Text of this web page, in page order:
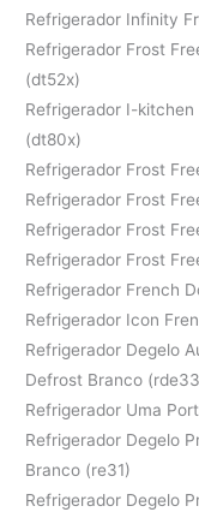
Refrigerador Infinity
Refrigerador Frost
(dt52x)
Refrigerador I-
(dt80x)
Refrigerador Frost
Refrigerador Frost
Refrigerador Frost
Refrigerador Frost
Refrigerador French
Refrigerador Icon
Refrigerador Degelo
Defrost Branco
Refrigerador Uma
Refrigerador Degelo
Branco (re31)
Refrigerador Degelo